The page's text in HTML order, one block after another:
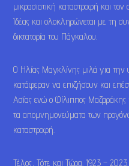
μικρασιατική καταστροφή και
Ιδέας και ολοκληρώνεται με τη
δικτατορία του Πάγκαλου.
Ο Ηλίας Μαγκλίνης μιλά για την
κατάφεραν να επιζήσουν και
Ασίας ενώ ο Φίλιππος Μαζαράκης
τα απομνημονεύματα των
καταστροφή.
Τέλος, Τότε και Τώρα. 1923 –